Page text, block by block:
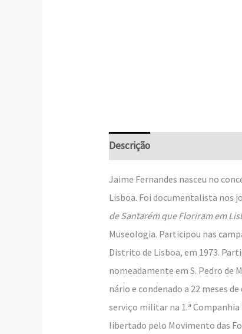
Descrição
Jaime Fernandes nasceu no
Lisboa. Foi documentalista nos
de Santarém que Floriram em
Museologia. Participou nas
Distrito de Lisboa, em 1973.
nomeadamente em S. Pedro
nário e condenado a 22 meses
serviço militar na 1.ª
libertado pelo Movimen­to das